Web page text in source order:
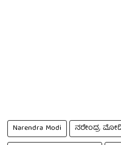
Narendra Modi ನರೇಂದ್ರ